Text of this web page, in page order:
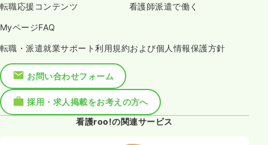
転職応援コンテンツ 看護師派遣で働く
MyページFAQ
転職・派遣就業サポート利用規約および個人情報保護方針
お問い合わせフォーム
採用・求人掲載をお考えの方へ
看護roo!の関連サービス